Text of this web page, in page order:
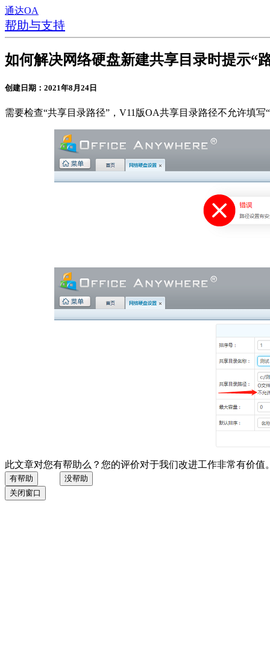
通达OA
帮助与支持
如何解决网络硬盘新建共享目录时提示“
创建日期：2021年8月24日
需要检查“共享目录路径”，V11版OA共享目录路径不允许填写
此文章对您有帮助么？您的评价对于我们改进工作非常有价值